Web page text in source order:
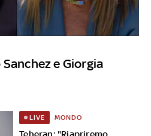
e Giorgia
Teheran: "Riapriremo
LIVE MONDO